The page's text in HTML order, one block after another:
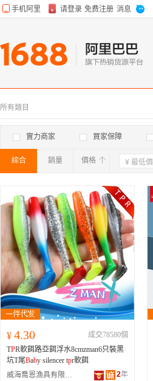
所有類目
實力商家 買家保障
綜合 銷量 價格
¥ 4.30
成交78580個
TPR軟餌路亞餌浮水8cmzman6只裝黑
坑T尾Baby silencer tpr軟餌
威海喬恩漁具有限公司
2年